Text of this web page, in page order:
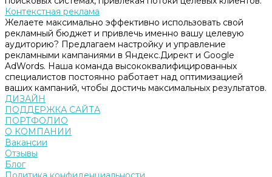
Контекстная реклама
Желаете максимально эффективно использовать свой
рекламный бюджет и привлечь именно вашу целевую
аудиторию? Предлагаем настройку и управление
рекламными кампаниями в Яндекс.Директ и Google
AdWords. Наша команда высококвалифицированных
специалистов постоянно работает над оптимизацией
ваших кампаний, чтобы достичь максимальных результатов.
ДИЗАЙН
ПОДДЕРЖКА САЙТА
ПОРТФОЛИО
О КОМПАНИИ
Вакансии
Отзывы
Блог